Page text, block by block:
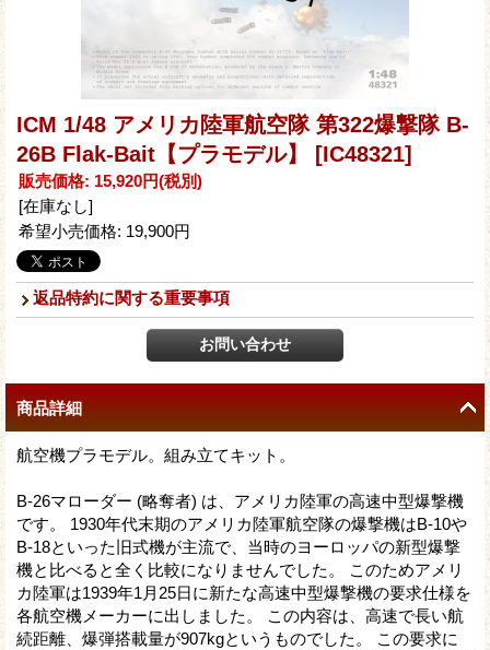
ICM 1/48 アメリカ陸軍航空隊 第322爆撃隊 B-
26B Flak-Bait【プラモデル】 [IC48321]
販売価格: 15,920円(税別)
[在庫なし]
希望小売価格: 19,900円
返品特約に関する重要事項
商品詳細
航空機プラモデル。組み立てキット。
B-26マローダー (略奪者) は、アメリカ陸軍の高速中型爆撃機
です。 1930年代末期のアメリカ陸軍航空隊の爆撃機はB-10や
B-18といった旧式機が主流で、当時のヨーロッパの新型爆撃
機と比べると全く比較になりませんでした。 このためアメリ
カ陸軍は1939年1月25日に新たな高速中型爆撃機の要求仕様を
各航空機メーカーに出しました。 この内容は、高速で長い航
続距離、爆弾搭載量が907kgというものでした。 この要求に